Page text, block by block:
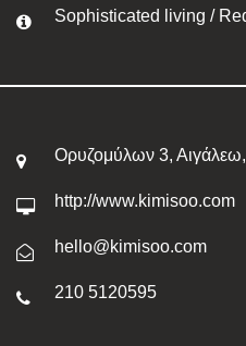
Sophisticated living /
Ορυζομύλων 3,
http://www.kimisoo.com
hello@kimisoo.com
210 5120595